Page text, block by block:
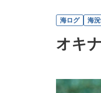
海ログ 海
オキ